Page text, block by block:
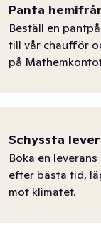
Panta
Beställ en
till vår chaufför
på
Schyssta
Boka en
efter bästa tid,
mot klimatet.